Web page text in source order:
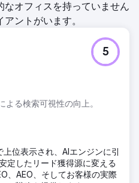
なオフィスを持っていません
ントがいます。
よる検索可視性の向上。
5
位表示され、AIエンジンに引
定したリード獲得源に変える
、AEO、そしてお客様の実際